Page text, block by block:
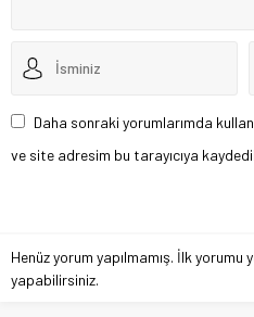
Daha sonraki yorumlarımda
ve site adresim bu tarayıcıya
Henüz yorum yapılmamış. İlk yorumu
yapabilirsiniz.